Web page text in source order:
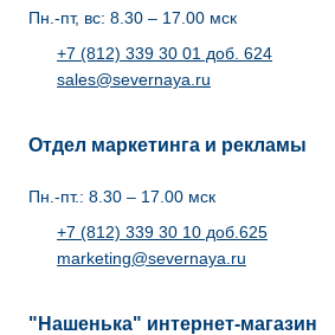
Пн.-пт, вс: 8.30 – 17.00 мск
+7 (812) 339 30 01 доб. 624
sales@severnaya.ru
Отдел маркетинга и рекламы
Пн.-пт.: 8.30 – 17.00 мск
+7 (812) 339 30 10 доб.625
marketing@severnaya.ru
"Нашенька" интернет-магазин